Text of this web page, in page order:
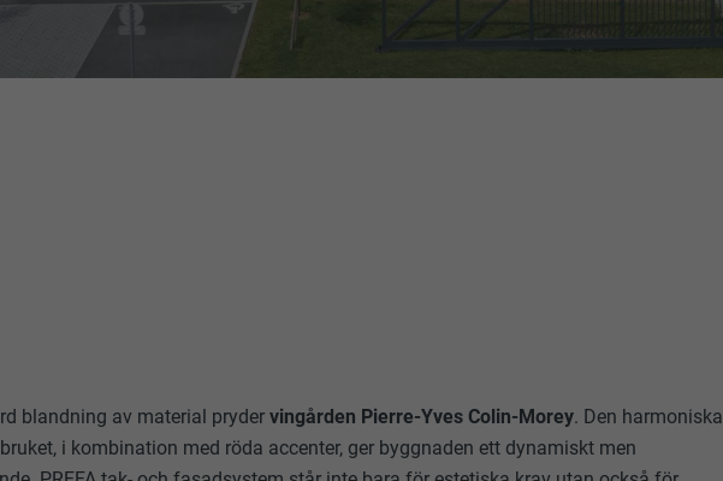
blandning av material prydervingården Pierre-Yves Colin-Morey. Den harmoniska
i kombination med röda accenter, ger byggnaden ett dynamiskt men